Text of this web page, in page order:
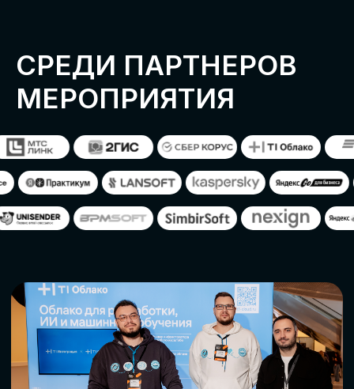
ОСТАВИТЬ
ЗАЯВКУ
СТАТЬ ПАРТНЕРОМ
СКАЧАТЬ ПРОГРАММУ
СТАТЬ СПИКЕРОМ
Оставьте заявку, наши менеджеры